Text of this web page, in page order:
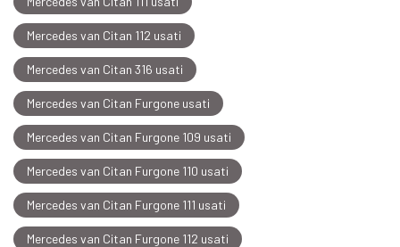
Mercedes van Citan 112 usati
Mercedes van Citan 316 usati
Mercedes van Citan Furgone usati
Mercedes van Citan Furgone 109 usati
Mercedes van Citan Furgone 110 usati
Mercedes van Citan Furgone 111 usati
Mercedes van Citan Furgone 112 usati